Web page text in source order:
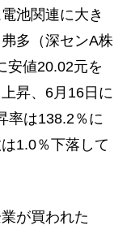
池関連に大き
多（深センA株
安値20.02元を
昇、6月16日に
率は138.2％に
1.0％下落して
が買われた